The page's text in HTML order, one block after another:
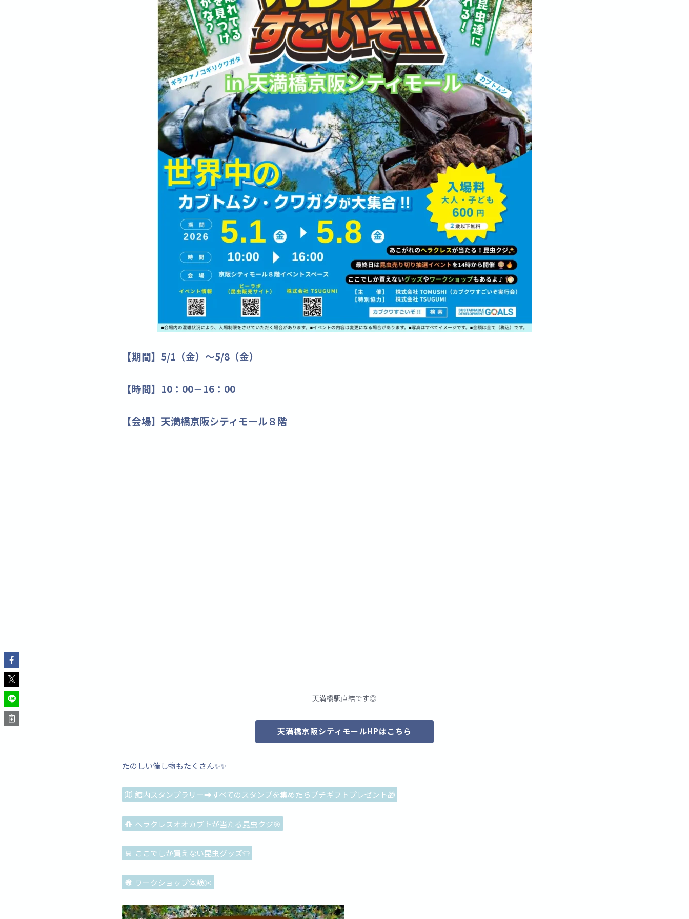
【期間】5/1（金）～5/8（金）
【時間】10：00－16：00
【会場】天満橋京阪シティモール８階
天満橋駅直結です◎
天満橋京阪シティモールHPはこちら
たのしい催し物もたくさん✨✨
館内スタンプラリー➡すべてのスタンプを集めたらプチギフトプレゼント🎁
ヘラクレスオオカブトが当たる昆虫クジ🎯
ここでしか買えない昆虫グッズ👕
ワークショップ体験✂️